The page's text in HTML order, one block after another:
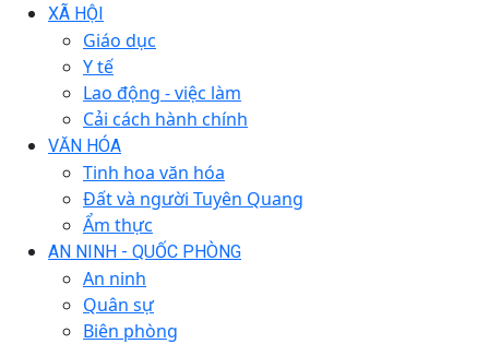
XÃ HỘI
Giáo dục
Y tế
Lao động - việc làm
Cải cách hành chính
VĂN HÓA
Tinh hoa văn hóa
Đất và người Tuyên Quang
Ẩm thực
AN NINH - QUỐC PHÒNG
An ninh
Quân sự
Biên phòng